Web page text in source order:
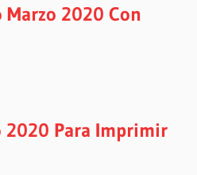
2020 Con
2020 Para Imprimir